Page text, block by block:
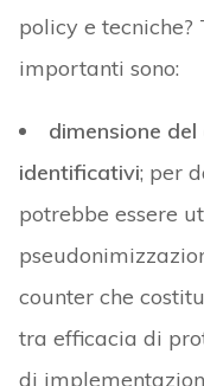
policy e
importanti sono:
dimensione
identificativi; per
potrebbe essere
counter che
tra efficacia di
di